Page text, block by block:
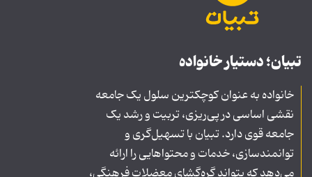
تبیان؛ دستیار خانواده
خانواده به عنوان کوچکترین سلول یک جامعه
نقشی اساسی در پی‌ریزی، تربیت و رشد یک
جامعه قوی دارد. تبیان با تسهیل‌گری و
توانمندسازی، خدمات و محتواهایی را ارائه